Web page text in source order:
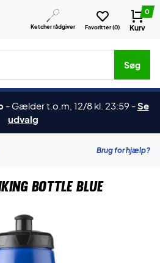
Ketcher rådgiver Favoritter (0)
0
Kurv
mærker etc.
Søg
- Gælder t.o.m, 12/8 kl. 23:59 -Se
udvalg
Brug for hjælp?
Bottle Blue